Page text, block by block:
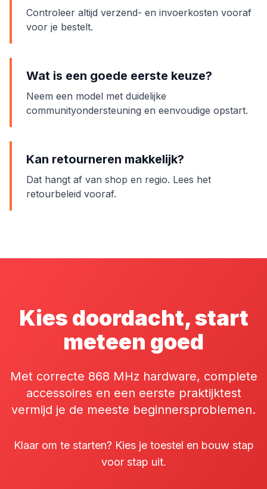
Controleer altijd verzend- en invoerkosten vooraf
voor je bestelt.
Wat is een goede eerste keuze?
Neem een model met duidelijke
communityondersteuning en eenvoudige opstart.
Kan retourneren makkelijk?
Dat hangt af van shop en regio. Lees het
retourbeleid vooraf.
Kies doordacht, start
meteen goed
Met correcte 868 MHz hardware, complete
accessoires en een eerste praktijktest
vermijd je de meeste beginnersproblemen.
Klaar om te starten? Kies je toestel en bouw stap
voor stap uit.